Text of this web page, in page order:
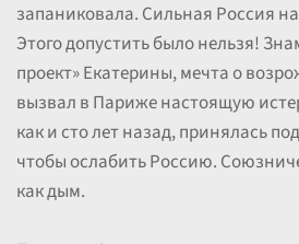
запаниковала. Сильная Россия
Этого допустить было нельзя!
проект» Екатерины, мечта о
вызвал в Париже настоящую
как и сто лет назад, принялась
чтобы ослабить Россию.
как дым.